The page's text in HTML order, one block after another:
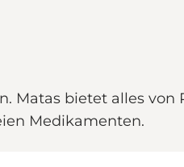
Matas bietet alles von
Medikamenten.